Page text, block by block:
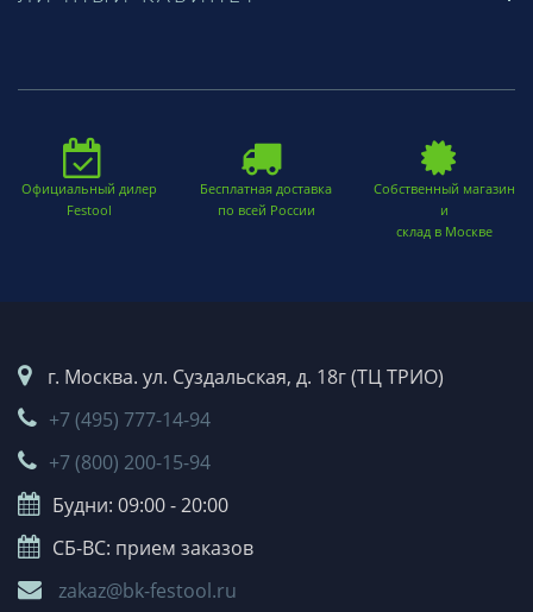
Официальный дилер
Festool
Бесплатная доставка
по всей России
Собственный магазин
и
склад в Москве
г. Москва. ул. Суздальская, д. 18г (ТЦ ТРИО)
+7 (495) 777-14-94
+7 (800) 200-15-94
Будни: 09:00 - 20:00
СБ-ВС: прием заказов
zakaz@bk-festool.ru